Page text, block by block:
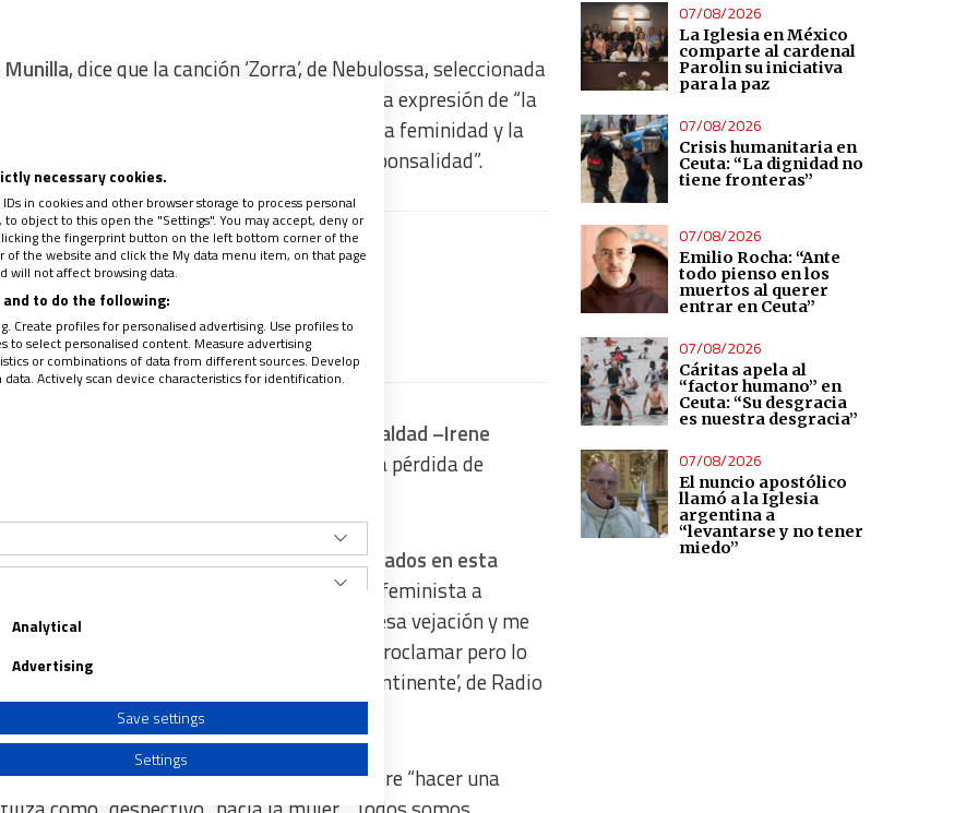
Munilla, dice que la canción ‘Zorra’, de Nebulossa, seleccionada
representar a España en Eurovisión, es una expresión de “la
se ha “olvidado que la dignidad de la feminidad y la
desde su complementariedad: la esponsalidad”.
recibir gratis la mejor información
antídoto contra el clericalismo
un avance de los contenidos
a “aquel lema de la exministra de Igualdad –Irene
y se pregunta “por qué hay que ligar la pérdida de
feministas se puedan sentir representados en esta
haber muchas personas con sensibilidad feminista a
vejación a la mujer sea el que yo asumo esa vejación y me
bueno, pues ahora yo me voy a autoproclamar pero lo
ha afirmado hoy en su programa ‘Sexto Continente’, de Radio
insiste en que la letra de Nebulossa quiere “hacer una
07/08/2026
La Iglesia en México
comparte al cardenal
Parolin su iniciativa
para la paz
07/08/2026
Crisis humanitaria en
Ceuta: “La dignidad no
tiene fronteras”
07/08/2026
Emilio Rocha: “Ante
todo pienso en los
muertos al querer
entrar en Ceuta”
07/08/2026
Cáritas apela al
“factor humano” en
Ceuta: “Su desgracia
es nuestra desgracia”
07/08/2026
El nuncio apostólico
llamó a la Iglesia
argentina a
“levantarse y no tener
miedo”
necessary cookies.
in cookies and other browser storage to process personal
object to this open the "Settings". You may accept, deny or
the fingerprint button on the left bottom corner of the
the website and click the My data menu item, on that page
will not affect browsing data.
to do the following:
Create profiles for personalised advertising. Use profiles to
to select personalised content. Measure advertising
or combinations of data from different sources. Develop
Actively scan device characteristics for identification.
Analytical
Advertising
Save settings
Settings